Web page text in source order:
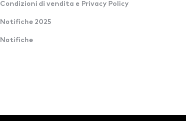
Condizioni di vendita e Privacy Policy
Notifiche 2025
Notifiche